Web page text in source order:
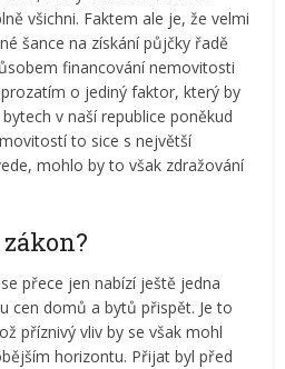
všichni. Faktem ale je, že velmi
šance na získání půjčky řadě
financování nemovitosti
o jediný faktor, který by
v naší republice poněkud
to sice s největší
mohlo by to však zdražování
přece jen nabízí ještě jedna
cen domů a bytů přispět. Je to
příznivý vliv by se však mohl
horizontu. Přijat byl před